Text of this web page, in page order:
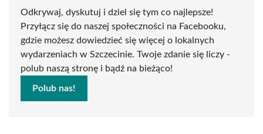
Odkrywaj, dyskutuj i dziel się tym co najlepsze!
Przyłącz się do naszej społeczności na Facebooku,
gdzie możesz dowiedzieć się więcej o lokalnych
wydarzeniach w Szczecinie. Twoje zdanie się liczy -
polub naszą stronę i bądź na bieżąco!
Polub nas!